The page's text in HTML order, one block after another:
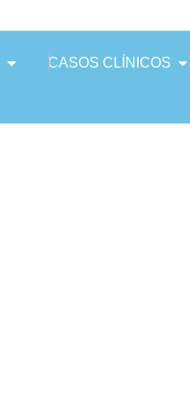
CASOS CLÍNICOS